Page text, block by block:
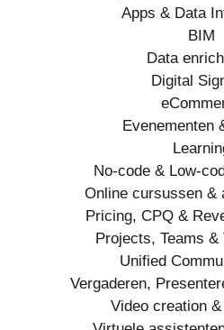
Apps & Data
BIM
Data
Digital
Evenementen
No-code & Low-
Online cursussen &
Pricing, CPQ &
Projects, Teams &
Unified
Vergaderen,
Video creation